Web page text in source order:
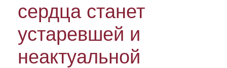
сердца станет
устаревшей и
неактуальной